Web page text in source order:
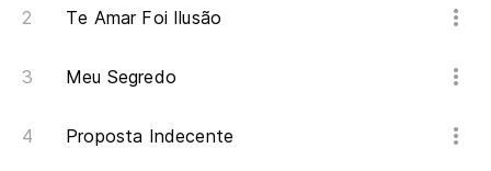
Te Amar Foi Ilusão
Meu Segredo
Proposta Indecente